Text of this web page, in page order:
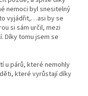
nemoci byl snesitelný
vyjádřit,…asi by se
si sám určil, mezi
Díky tomu jsem se
u párů, které nemohly
které vyrůstají díky